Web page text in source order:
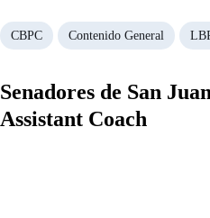
CBPC Contenido General
Senadores de San
Assistant Coach